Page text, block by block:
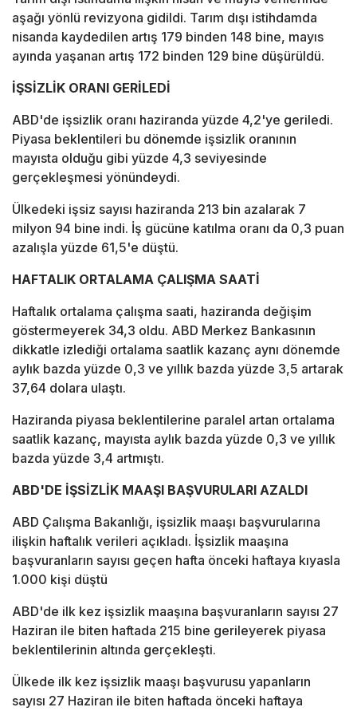
aşağı yönlü revizyona gidildi. Tarım dışı istihdamda
nisanda kaydedilen artış 179 binden 148 bine, mayıs
ayında yaşanan artış 172 binden 129 bine düşürüldü.
İŞSİZLİK ORANI GERİLEDİ
ABD'de işsizlik oranı haziranda yüzde 4,2'ye geriledi.
Piyasa beklentileri bu dönemde işsizlik oranının
mayısta olduğu gibi yüzde 4,3 seviyesinde
gerçekleşmesi yönündeydi.
Ülkedeki işsiz sayısı haziranda 213 bin azalarak 7
milyon 94 bine indi. İş gücüne katılma oranı da 0,3 puan
azalışla yüzde 61,5'e düştü.
HAFTALIK ORTALAMA ÇALIŞMA SAATİ
Haftalık ortalama çalışma saati, haziranda değişim
göstermeyerek 34,3 oldu. ABD Merkez Bankasının
dikkatle izlediği ortalama saatlik kazanç aynı dönemde
aylık bazda yüzde 0,3 ve yıllık bazda yüzde 3,5 artarak
37,64 dolara ulaştı.
Haziranda piyasa beklentilerine paralel artan ortalama
saatlik kazanç, mayısta aylık bazda yüzde 0,3 ve yıllık
bazda yüzde 3,4 artmıştı.
ABD'DE İŞSİZLİK MAAŞI BAŞVURULARI AZALDI
ABD Çalışma Bakanlığı, işsizlik maaşı başvurularına
ilişkin haftalık verileri açıkladı. İşsizlik maaşına
başvuranların sayısı geçen hafta önceki haftaya kıyasla
1.000 kişi düştü
ABD'de ilk kez işsizlik maaşına başvuranların sayısı 27
Haziran ile biten haftada 215 bine gerileyerek piyasa
beklentilerinin altında gerçekleşti.
Ülkede ilk kez işsizlik maaşı başvurusu yapanların
sayısı 27 Haziran ile biten haftada önceki haftaya